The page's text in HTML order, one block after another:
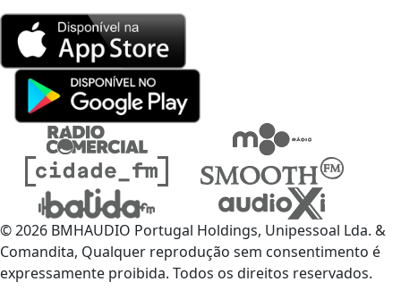
© 2026 BMHAUDIO Portugal Holdings, Unipessoal Lda. &
Comandita, Qualquer reprodução sem consentimento é
expressamente proibida. Todos os direitos reservados.